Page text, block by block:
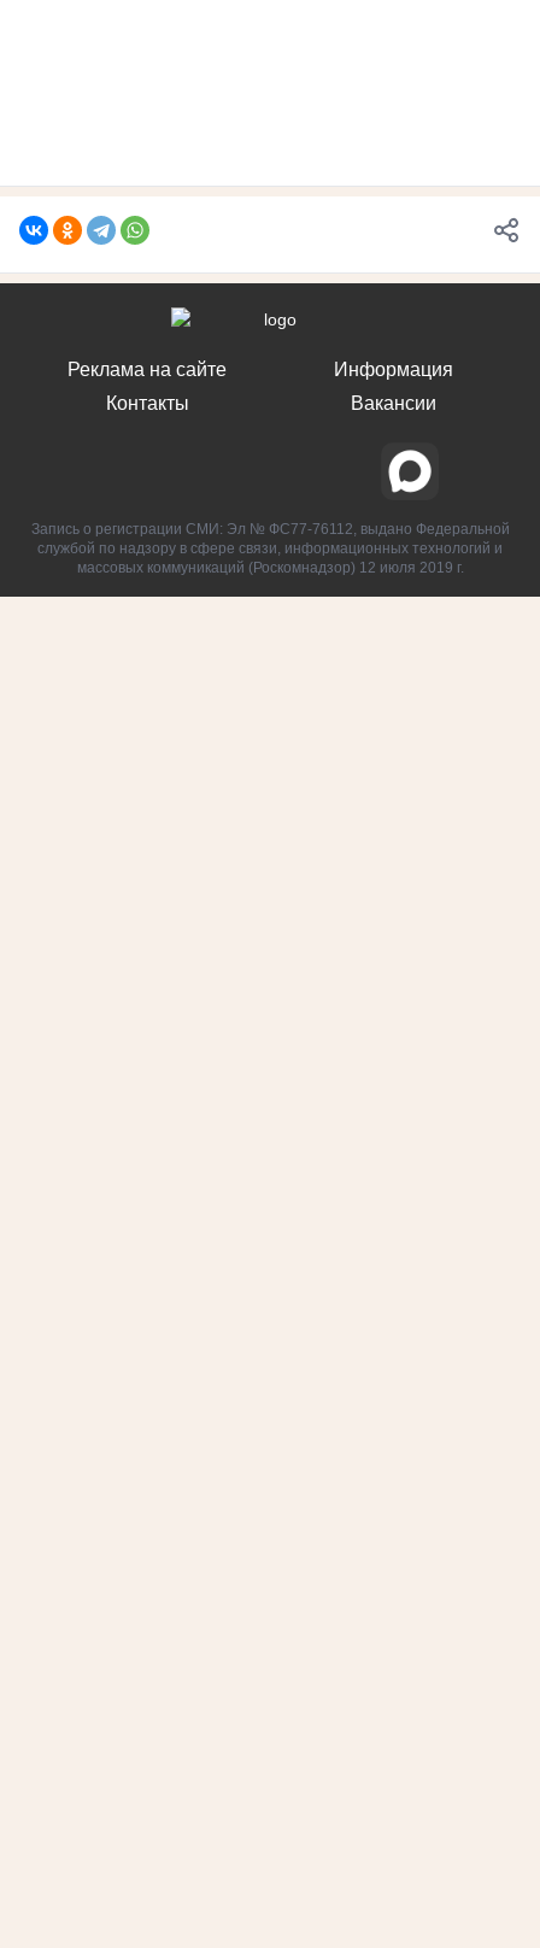
Реклама на сайте
Контакты
Информация
Вакансии
Запись о регистрации СМИ: Эл № ФС77-76112, выдано Федеральной
службой по надзору в сфере связи, информационных технологий и
массовых коммуникаций (Роскомнадзор) 12 июля 2019 г.